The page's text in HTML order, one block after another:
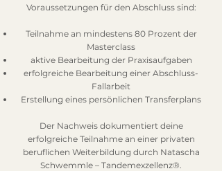
Voraussetzungen für den Abschluss sind:
Teilnahme an mindestens 80 Prozent der
Masterclass
aktive Bearbeitung der Praxisaufgaben
erfolgreiche Bearbeitung einer Abschluss-
Fallarbeit
Erstellung eines persönlichen Transferplans
Der Nachweis dokumentiert deine
erfolgreiche Teilnahme an einer privaten
beruflichen Weiterbildung durch Natascha
Schwemmle – Tandemexzellenz®.